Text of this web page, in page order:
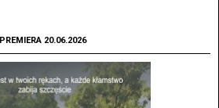
PREMIERA 20.06.2026